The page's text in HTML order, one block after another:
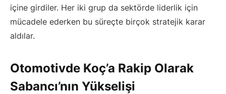
içine girdiler. Her iki grup da sektörde liderlik için
mücadele ederken bu süreçte birçok stratejik karar
aldılar.
Otomotivde Koç’a Rakip Olarak
Sabancı’nın Yükselişi